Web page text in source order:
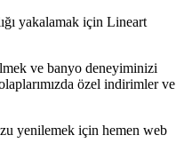
yakalamak için Lineart
ve banyo deneyiminizi
özel indirimler ve
yenilemek için hemen web